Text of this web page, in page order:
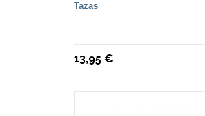
Tazas
13,95 €